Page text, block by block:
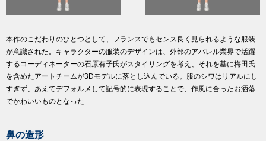
本作のこだわりのひとつとして、フランスでもセンス良く見られるような服装
が意識された。キャラクターの服装のデザインは、外部のアパレル業界で活躍
するコーディネーターの石原有子氏がスタイリングを考え、それを基に梅田氏
を含めたアートチームが3Dモデルに落とし込んでいる。服のシワはリアルにし
すぎず、あえてデフォルメして記号的に表現することで、作風に合ったお洒落
でかわいいものとなった
鼻の造形